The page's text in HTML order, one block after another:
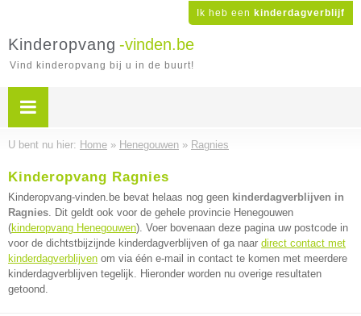
Ik heb een kinderdagverblijf
Kinderopvang -vinden.be
Vind kinderopvang bij u in de buurt!
U bent nu hier: Home » Henegouwen » Ragnies
Kinderopvang Ragnies
Kinderopvang-vinden.be bevat helaas nog geen kinderdagverblijven in
Ragnies. Dit geldt ook voor de gehele provincie Henegouwen
(kinderopvang Henegouwen). Voer bovenaan deze pagina uw postcode in
voor de dichtstbijzijnde kinderdagverblijven of ga naar direct contact met
kinderdagverblijven om via één e-mail in contact te komen met meerdere
kinderdagverblijven tegelijk. Hieronder worden nu overige resultaten
getoond.